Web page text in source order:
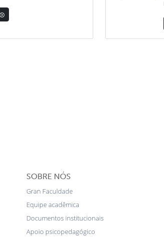
SOBRE NÓS
Gran Faculdade
Equipe acadêmica
Documentos institucionais
Apoio psicopedagógico